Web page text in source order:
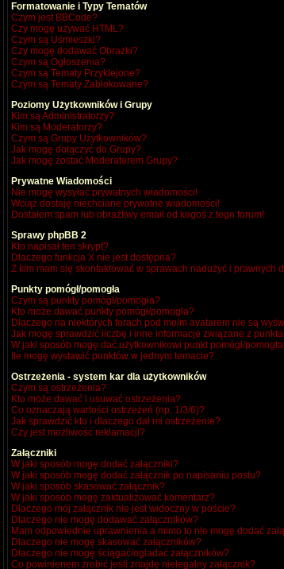
Formatowanie i Typy Tematów
Czym jest BBCode?
Czy mogę używać HTML?
Czym są Uśmieszki?
Czy mogę dodawać Obrazki?
Czym są Ogłoszenia?
Czym są Tematy Przyklejone?
Czym są Tematy Zablokowane?
Poziomy Użytkowników i Grupy
Kim są Administratorzy?
Kim są Moderatorzy?
Czym są Grupy Użytkowników?
Jak mogę dołączyć do Grupy?
Jak mogę zostać Moderatorem Grupy?
Prywatne Wiadomości
Nie mogę wysyłać prywatnych wiadomości!
Wciąż dostaję niechciane prywatne wiadomości!
Dostałem spam lub obraźliwy email od kogoś z tego forum!
Sprawy phpBB 2
Kto napisał ten skrypt?
Dlaczego funkcja X nie jest dostępna?
Z kim mam się skontaktować w sprawach nadużyć i prawnych
Punkty pomógł/pomogła
Czym są punkty pomógł/pomogła?
Kto może dawać punkty pomógł/pomogła?
Dlaczego na niektórych forach pod moim avatarem nie są
Jak mogę sprawdzić liczbę i inne informacje związane z
W jaki sposób mogę dać użytkownikowi punkt pomógł/
Ile mogę wystawić punktów w jednym temacie?
Ostrzeżenia - system kar dla użytkowników
Czym są ostrzeżenia?
Kto może dawać i usuwać ostrzeżenia?
Co oznaczają wartości ostrzeżeń (np. 1/3/6)?
Jak sprawdzić kto i dlaczego dał mi ostrzeżenie?
Czy jest możliwość reklamacji?
Załączniki
W jaki sposób mogę dodać załączniki?
W jaki sposób mogę dodać załącznik po napisaniu postu?
W jaki sposób skasować załącznik?
W jaki sposób mogę zaktualizować komentarz?
Dlaczego mój załącznik nie jest widoczny w poście?
Dlaczego nie mogę dodawać załączników?
Mam odpowiednie uprawnienia a mimo to nie mogę dodać
Dlaczego nie mogę skasować załączników?
Dlaczego nie mogę ściągać/ogladać załączników?
Co powinienem zrobić jeśli znajdę nielegalny załącznik?